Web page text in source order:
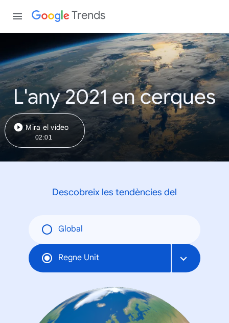
Trends
L'any 2021 en cerques
Mira el vídeo
02:01
Descobreix les tendències del
Global
Regne Unit